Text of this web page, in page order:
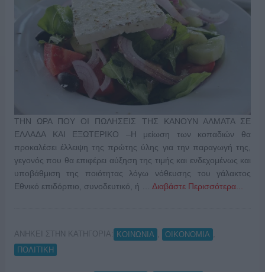
ΤΗΝ ΩΡΑ ΠΟΥ ΟΙ ΠΩΛΗΣΕΙΣ ΤΗΣ ΚΑΝΟΥΝ ΑΛΜΑΤΑ ΣΕ
ΕΛΛΑΔΑ ΚΑΙ ΕΞΩΤΕΡΙΚΟ –Η μείωση των κοπαδιών θα
προκαλέσει έλλειψη της πρώτης ύλης για την παραγωγή της,
γεγονός που θα επιφέρει αύξηση της τιμής και ενδεχομένως και
υποβάθμιση της ποιότητας λόγω νόθευσης του γάλακτος
Εθνικό επιδόρπιο, συνοδευτικό, ή … Διαβάστε Περισσότερα...
ΑΝΗΚΕΙ ΣΤΗΝ ΚΑΤΗΓΟΡΙΑ: ΚΟΙΝΩΝΙΑ ΟΙΚΟΝΟΜΙΑ
ΠΟΛΙΤΙΚΗ